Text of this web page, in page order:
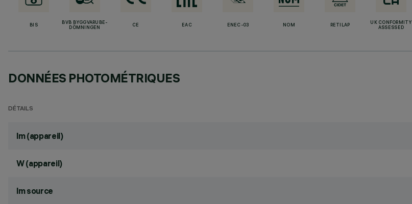
BIS
BVB BYGGVARUBE-
DÖMNINGEN
CE EAC ENEC-03 NOM RETILAP
UK CONFORMITY
ASSESSED
DONNÉES PHOTOMÉTRIQUES
DÉTAILS
lm (appareil)
W (appareil)
lm source